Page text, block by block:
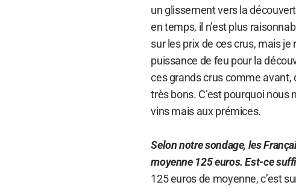
un glissement vers la
en temps, il n’est plus
sur les prix de ces crus, mais
puissance de feu pour la
ces grands crus comme avant,
très bons. C’est pourquoi
vins mais aux prémices.
Selon notre sondage, les
moyenne 125 euros. Est-ce
125 euros de moyenne, c’est